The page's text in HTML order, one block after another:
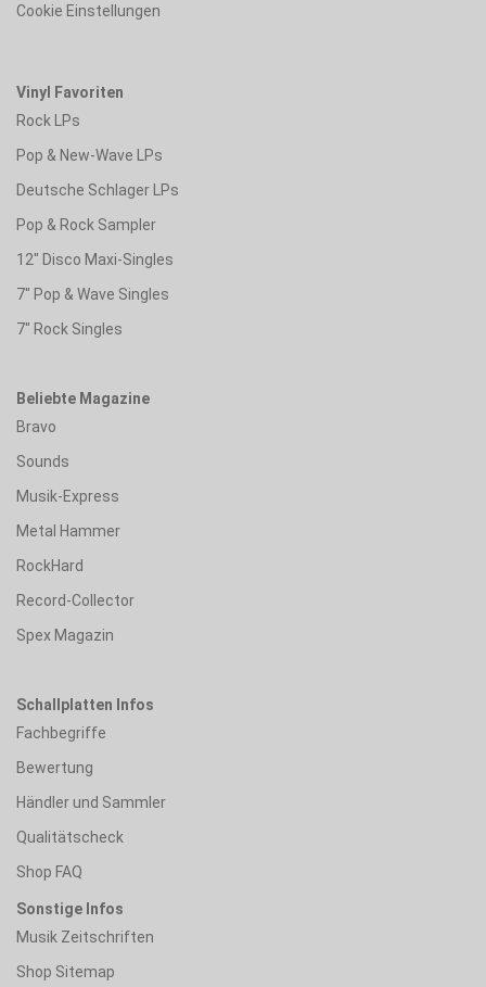
Cookie Einstellungen
Vinyl Favoriten
Rock LPs
Pop & New-Wave LPs
Deutsche Schlager LPs
Pop & Rock Sampler
12" Disco Maxi-Singles
7" Pop & Wave Singles
7" Rock Singles
Beliebte Magazine
Bravo
Sounds
Musik-Express
Metal Hammer
RockHard
Record-Collector
Spex Magazin
Schallplatten Infos
Fachbegriffe
Bewertung
Händler und Sammler
Qualitätscheck
Shop FAQ
Sonstige Infos
Musik Zeitschriften
Shop Sitemap